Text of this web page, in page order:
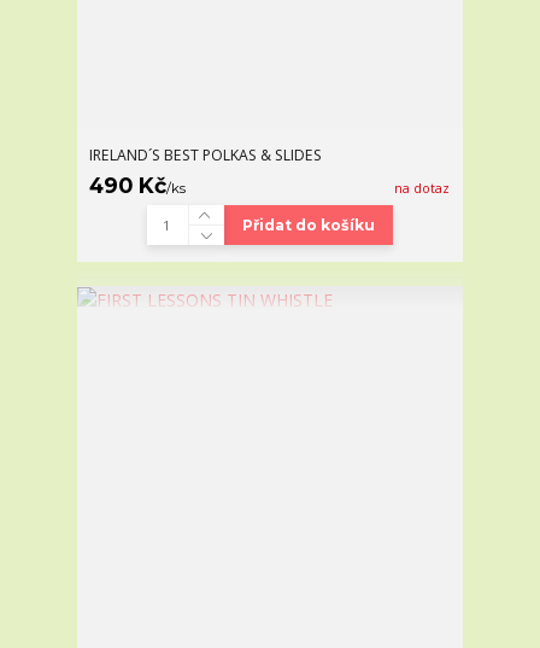
IRELAND´S BEST POLKAS & SLIDES
490 Kč/ks na dotaz
Přidat do košíku